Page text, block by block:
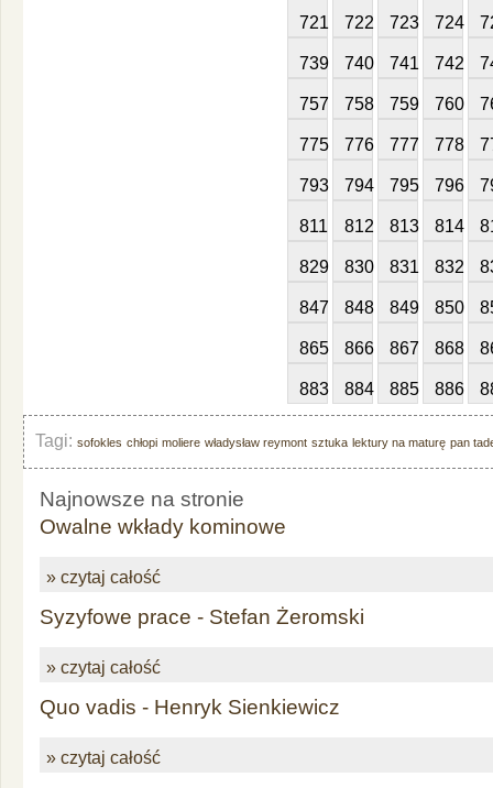
721 722 723 724
739 740 741 742
757 758 759 760
775 776 777 778
793 794 795 796
811 812 813 814
829 830 831 832
847 848 849 850
865 866 867 868
883 884 885 886
Tagi: sofokles chłopi moliere władysław reymont sztuka lektury na maturę pan
Najnowsze na stronie
Owalne wkłady kominowe
» czytaj całość
Syzyfowe prace - Stefan Żeromski
» czytaj całość
Quo vadis - Henryk Sienkiewicz
» czytaj całość